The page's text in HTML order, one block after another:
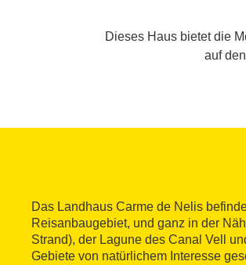
Dieses Haus bietet die
auf
Das Landhaus Carme de Nelis
Reisanbaugebiet, und ganz in der
Strand), der Lagune des Canal Vell
Gebiete von natürlichem Interesse